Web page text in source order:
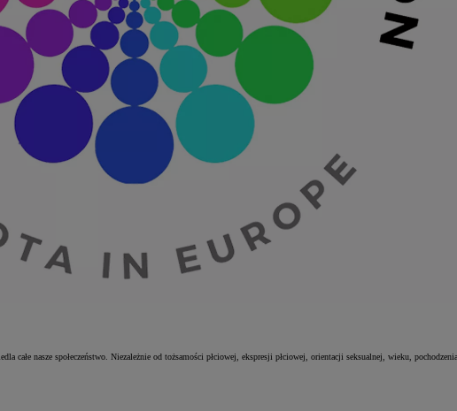
nasze społeczeństwo. Niezależnie od tożsamości płciowej, ekspresji płciowej, orientacji seksualnej, wieku,